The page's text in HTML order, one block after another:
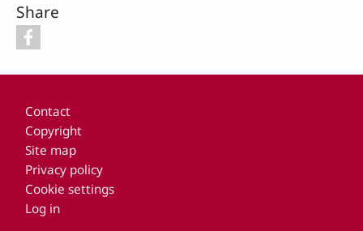
Share
Contact
Copyright
Site map
Privacy policy
Cookie settings
Log in